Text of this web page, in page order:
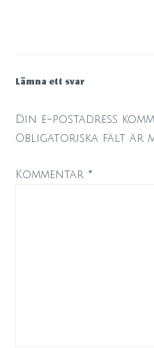
Lämna ett svar
Din e-postadress
Obligatoriska fält är
Kommentar *